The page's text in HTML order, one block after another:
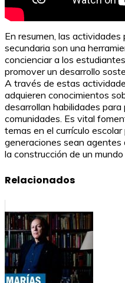
En resumen, las
secundaria son una
concienciar a los
promover un desarrollo
A través de estas
adquieren conocimientos
desarrollan habilidades
comunidades. Es vital
temas en el currículo
generaciones sean
la construcción de un
Relacionados